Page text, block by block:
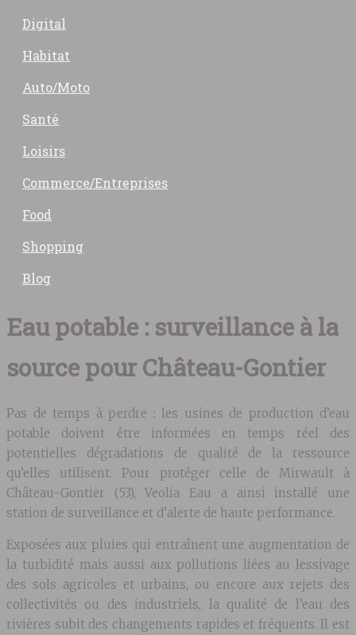
Digital
Habitat
Auto/Moto
Santé
Loisirs
Commerce/Entreprises
Food
Shopping
Blog
Eau potable : surveillance à la
source pour Château-Gontier
Pas de temps à perdre : les usines de production d’eau
potable doivent être informées en temps réel des
potentielles dégradations de qualité de la ressource
qu’elles utilisent. Pour protéger celle de Mirwault à
Château-Gontier (53), Veolia Eau a ainsi installé une
station de surveillance et d’alerte de haute performance.
Exposées aux pluies qui entraînent une augmentation de
la turbidité mais aussi aux pollutions liées au lessivage
des sols agricoles et urbains, ou encore aux rejets des
collectivités ou des industriels, la qualité de l’eau des
rivières subit des changements rapides et fréquents. Il est